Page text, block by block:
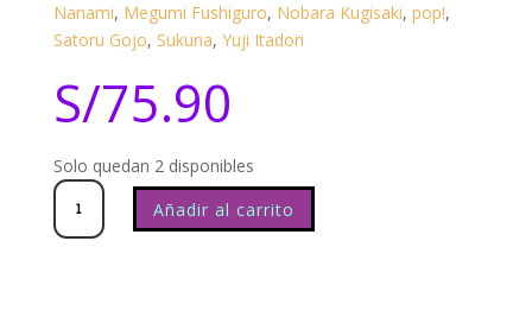
Nanami, Megumi Fushiguro, Nobara Kugisaki, pop!,
Satoru Gojo, Sukuna, Yuji Itadori
S/75.90
Solo quedan 2 disponibles
Jujutsu
Kaisen
Rika
2320cantidad Añadir al carrito